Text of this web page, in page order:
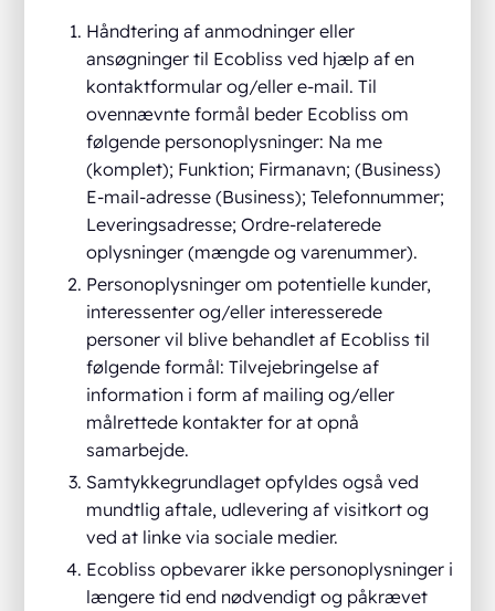
Håndtering af anmodninger eller
ansøgninger til Ecobliss ved hjælp af en
kontaktformular og/eller e-mail. Til
ovennævnte formål beder Ecobliss om
følgende personoplysninger: Na me
(komplet); Funktion; Firmanavn; (Business)
E-mail-adresse (Business); Telefonnummer;
Leveringsadresse; Ordre-relaterede
oplysninger (mængde og varenummer).
Personoplysninger om potentielle kunder,
interessenter og/eller interesserede
personer vil blive behandlet af Ecobliss til
følgende formål: Tilvejebringelse af
information i form af mailing og/eller
målrettede kontakter for at opnå
samarbejde.
Samtykkegrundlaget opfyldes også ved
mundtlig aftale, udlevering af visitkort og
ved at linke via sociale medier.
Ecobliss opbevarer ikke personoplysninger i
længere tid end nødvendigt og påkrævet